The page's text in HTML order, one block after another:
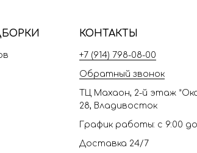
КОНТАКТЫ
+7 (914) 798-08-00
Обратный звонок
ТЦ Махаон, 2-й этаж
28, Владивосток
График работы: с 9:00 до
Доставка 24/7